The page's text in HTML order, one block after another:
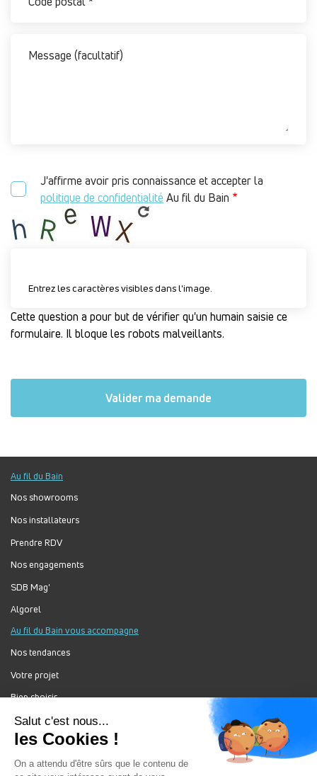
J'affirme avoir pris connaissance et accepter la
politique de confidentialitéAu fil du Bain
Entrez les caractères visibles dans l'image.
Cette question a pour but de vérifier qu'un humain saisie ce
formulaire. Il bloque les robots malveillants.
Au fil du Bain
Nos showrooms
Nos installateurs
Prendre RDV
Nos engagements
SDB Mag'
Algorel
Au fil du Bain vous accompagne
Nos tendances
Votre projet
Bien choisir
Forum Au Fil du Bain
Nos produits